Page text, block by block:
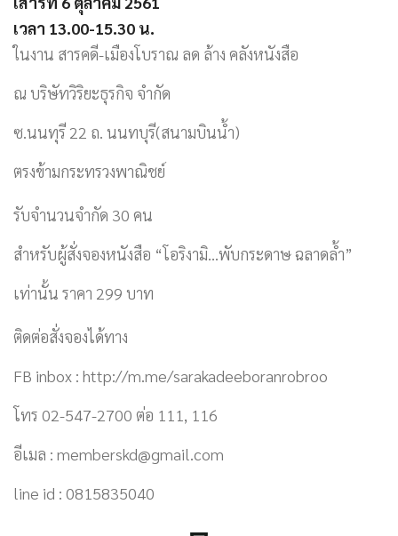
เวลา 13.00-15.30 น.
ในงาน สารคดี-เมืองโบราณ ลด ล้าง คลังหนังสือ
ณ บริษัทวิริยะธุรกิจ จำกัด
ซ.นนทุรี 22 ถ. นนทบุรี(สนามบินน้ำ)
ตรงข้ามกระทรวงพาณิชย์
รับจำนวนจำกัด 30 คน
สำหรับผู้สั่งจองหนังสือ “โอริงามิ…พับกระดาษ ฉลาดล้ำ”
เท่านั้น ราคา 299 บาท
ติดต่อสั่งจองได้ทาง
FB inbox : http://m.me/sarakadeeboranrobroo
โทร 02-547-2700 ต่อ 111, 116
อีเมล : memberskd@gmail.com
line id : 0815835040